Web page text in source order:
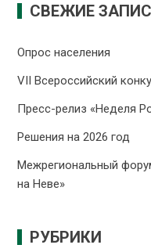
СВЕЖИЕ
Опрос населения
VII Всероссийский
Пресс-релиз «Неделя
Решения на 2026 год
Межрегиональный
на Неве»
РУБРИКИ